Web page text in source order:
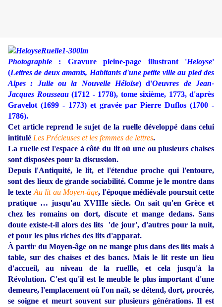
Photographie : Gravure pleine-page illustrant 'Heloyse'
(Lettres de deux amants, Habitants d'une petite ville au pied des
Alpes : Julie ou la Nouvelle Héloïse) d'Oeuvres de Jean-
Jacques Rousseau(1712 - 1778), tome sixième, 1773, d'après
Gravelot (1699 - 1773) et gravée par Pierre Duflos (1700 -
1786).
Cet article reprend le sujet de la ruelle développé dans celui
intitulé Les Précieuses et les femmes de lettres.
La ruelle est l'espace à côté du lit où une ou plusieurs chaises
sont disposées pour la discussion.
Depuis l'Antiquité, le lit, et l'étendue proche qui l'entoure,
sont des lieux de grande sociabilité. Comme je le montre dans
le texte Au lit au Moyen-âge, l'époque médiévale poursuit cette
pratique … jusqu'au XVIIIe siècle. On sait qu'en Grèce et
chez les romains on dort, discute et mange dedans. Sans
doute existe-t-il alors des lits 'de jour', d'autres pour la nuit,
et pour les plus riches des lits d'apparat.
À partir du Moyen-âge on ne mange plus dans des lits mais à
table, sur des chaises et des bancs. Mais le lit reste un lieu
d'accueil, au niveau de la ruellle, et cela jusqu'à la
Révolution. C'est qu'il est le meuble le plus important d'une
demeure, l'emplacement où l'on naît, se détend, dort, procrée,
se soigne et meurt souvent sur plusieurs générations. Il est